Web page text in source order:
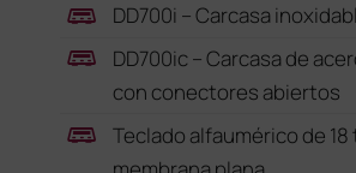
DD700i – Carcasa
DD700ic – Carcasa de
con conectores abiertos
Teclado alfaumérico de